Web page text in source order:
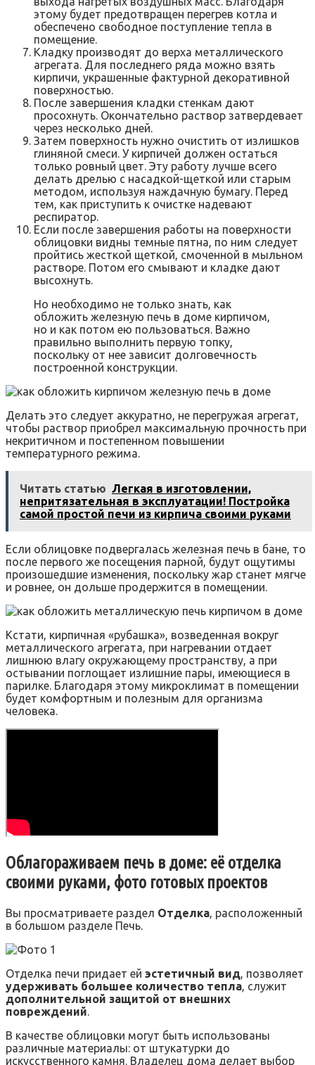
этому будет предотвращен перегрев котла и
обеспечено свободное поступление тепла в
помещение.
Кладку производят до верха металлического
агрегата. Для последнего ряда можно взять
кирпичи, украшенные фактурной декоративной
поверхностью.
После завершения кладки стенкам дают
просохнуть. Окончательно раствор затвердевает
через несколько дней.
Затем поверхность нужно очистить от излишков
глиняной смеси. У кирпичей должен остаться
только ровный цвет. Эту работу лучше всего
делать дрелью с насадкой-щеткой или старым
методом, используя наждачную бумагу. Перед
тем, как приступить к очистке надевают
респиратор.
Если после завершения работы на поверхности
облицовки видны темные пятна, по ним следует
пройтись жесткой щеткой, смоченной в мыльном
растворе. Потом его смывают и кладке дают
высохнуть.
Но необходимо не только знать, как
обложить железную печь в доме кирпичом,
но и как потом ею пользоваться. Важно
правильно выполнить первую топку,
поскольку от нее зависит долговечность
построенной конструкции.
Делать это следует аккуратно, не перегружая агрегат,
чтобы раствор приобрел максимальную прочность при
некритичном и постепенном повышении
температурного режима.
Читать статью Легкая в изготовлении,
непритязательная в эксплуатации! Постройка
самой простой печи из кирпича своими руками
Если облицовке подвергалась железная печь в бане, то
после первого же посещения парной, будут ощутимы
произошедшие изменения, поскольку жар станет мягче
и ровнее, он дольше продержится в помещении.
Кстати, кирпичная «рубашка», возведенная вокруг
металлического агрегата, при нагревании отдает
лишнюю влагу окружающему пространству, а при
остывании поглощает излишние пары, имеющиеся в
парилке. Благодаря этому микроклимат в помещении
будет комфортным и полезным для организма
человека.
Облагораживаем печь в доме: её отделка
своими руками, фото готовых проектов
Вы просматриваете раздел Отделка , расположенный
в большом разделе Печь.
Отделка печи придает ей эстетичный вид , позволяет
удерживать большее количество тепла , служит
дополнительной защитой от внешних
повреждений
В качестве облицовки могут быть использованы
различные материалы: от штукатурки до
искусственного камня. Владелец дома делает выбор